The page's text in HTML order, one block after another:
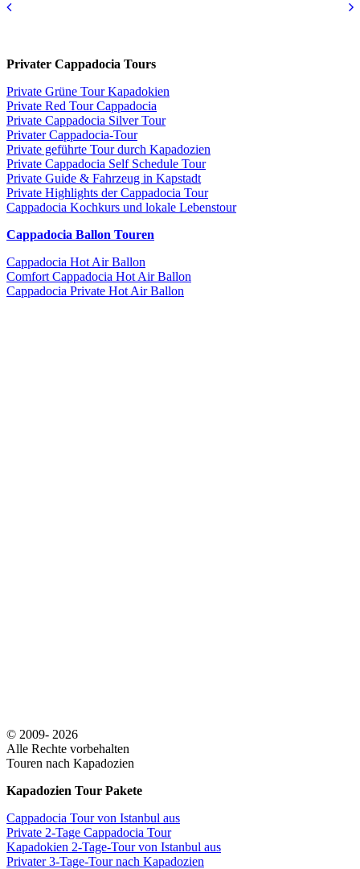
Privater Cappadocia Tours
Private Grüne Tour Kapadokien
Private Red Tour Cappadocia
Private Cappadocia Silver Tour
Privater Cappadocia-Tour
Private geführte Tour durch Kapadozien
Private Cappadocia Self Schedule Tour
Private Guide & Fahrzeug in Kapstadt
Private Highlights der Cappadocia Tour
Cappadocia Kochkurs und lokale Lebenstour
Cappadocia Ballon Touren
Cappadocia Hot Air Ballon
Comfort Cappadocia Hot Air Ballon
Cappadocia Private Hot Air Ballon
© 2009- 2026
Alle Rechte vorbehalten
Touren nach Kapadozien
Kapadozien Tour Pakete
Cappadocia Tour von Istanbul aus
Private 2-Tage Cappadocia Tour
Kapadokien 2-Tage-Tour von Istanbul aus
Privater 3-Tage-Tour nach Kapadozien